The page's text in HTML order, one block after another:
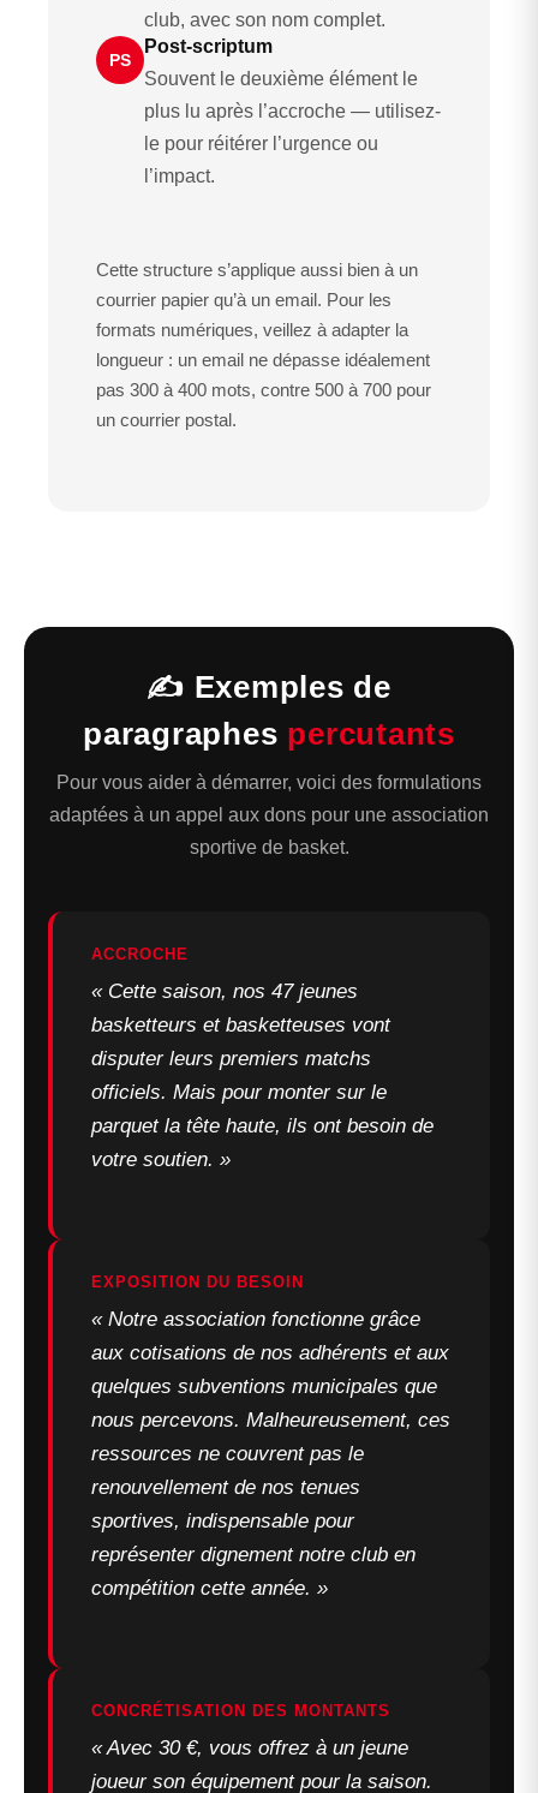
club, avec son nom complet.
PS
Post-scriptum
Souvent le deuxième élément le
plus lu après l’accroche — utilisez-
le pour réitérer l’urgence ou
l’impact.
Cette structure s’applique aussi bien à un
courrier papier qu’à un email. Pour les
formats numériques, veillez à adapter la
longueur : un email ne dépasse idéalement
pas 300 à 400 mots, contre 500 à 700 pour
un courrier postal.
✍️ Exemples de
paragraphes percutants
Pour vous aider à démarrer, voici des formulations
adaptées à un appel aux dons pour une association
sportive de basket.
ACCROCHE
« Cette saison, nos 47 jeunes
basketteurs et basketteuses vont
disputer leurs premiers matchs
officiels. Mais pour monter sur le
parquet la tête haute, ils ont besoin de
votre soutien. »
EXPOSITION DU BESOIN
« Notre association fonctionne grâce
aux cotisations de nos adhérents et aux
quelques subventions municipales que
nous percevons. Malheureusement, ces
ressources ne couvrent pas le
renouvellement de nos tenues
sportives, indispensable pour
représenter dignement notre club en
compétition cette année. »
CONCRÉTISATION DES MONTANTS
« Avec 30 €, vous offrez à un jeune
joueur son équipement pour la saison.